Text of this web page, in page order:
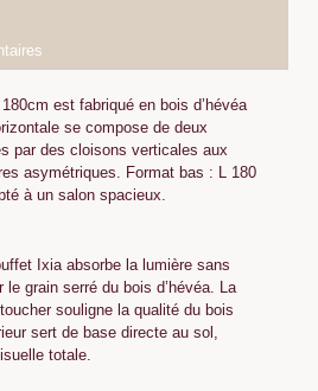
est fabriqué en bois d’hévéa
se compose de deux
par des cloisons verticales aux
asymétriques. Format bas : L 180
à un salon spacieux.
Ixia absorbe la lumière sans
grain serré du bois d’hévéa. La
souligne la qualité du bois
sert de base directe au sol,
totale.